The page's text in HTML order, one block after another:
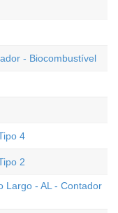
- Biocombustível
4
2
Largo - AL - Contador